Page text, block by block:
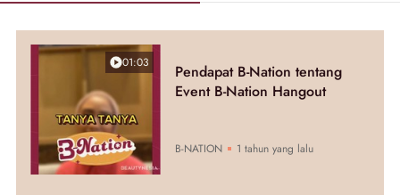
01:03
Pendapat B-Nation tentang
Event B-Nation Hangout
B-NATION 1 tahun yang lalu